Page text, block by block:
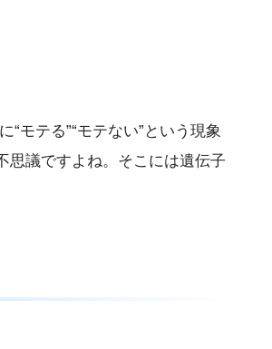
モテる”“モテない”という現象
思議ですよね。そこには遺伝子